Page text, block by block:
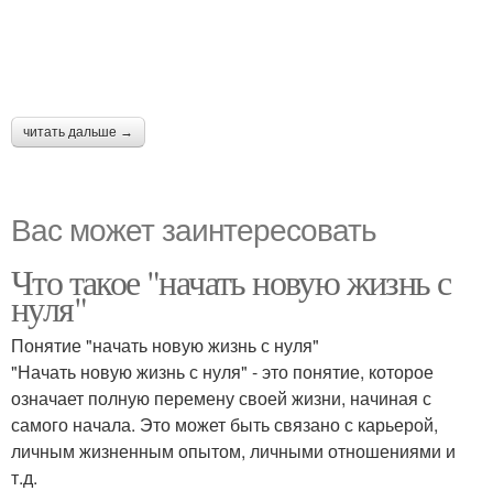
читать дальше →
Вас может заинтересовать
Что такое "начать новую жизнь с
нуля"
Понятие "начать новую жизнь с нуля"
"Начать новую жизнь с нуля" - это понятие, которое
означает полную перемену своей жизни, начиная с
самого начала. Это может быть связано с карьерой,
личным жизненным опытом, личными отношениями и
т.д.